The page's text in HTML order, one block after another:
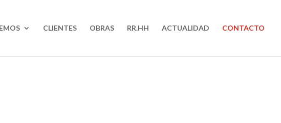
CLIENTES OBRAS RR.HH ACTUALIDAD CONTACTO